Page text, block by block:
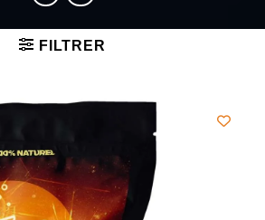
FILTRER